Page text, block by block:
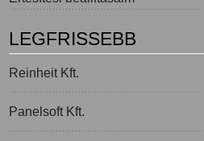
LEGFRISSEBB
Reinheit Kft.
Panelsoft Kft.